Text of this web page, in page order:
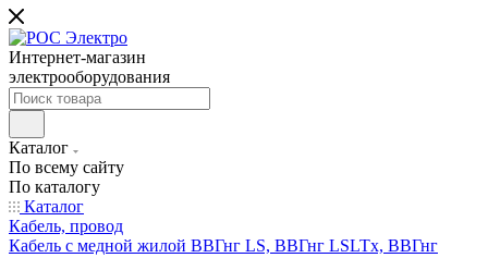
Интернет-магазин
электрооборудования
Каталог
По всему сайту
По каталогу
Каталог
Кабель, провод
Кабель с медной жилой ВВГнг LS, ВВГнг LSLTx, ВВГнг